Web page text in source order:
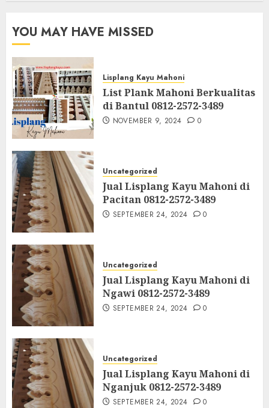
YOU MAY HAVE MISSED
Lisplang Kayu Mahoni
List Plank Mahoni Berkualitas
di Bantul 0812-2572-3489
NOVEMBER 9, 2024 0
Uncategorized
Jual Lisplang Kayu Mahoni di
Pacitan 0812-2572-3489
SEPTEMBER 24, 2024 0
Uncategorized
Jual Lisplang Kayu Mahoni di
Ngawi 0812-2572-3489
SEPTEMBER 24, 2024 0
Uncategorized
Jual Lisplang Kayu Mahoni di
Nganjuk 0812-2572-3489
SEPTEMBER 24, 2024 0